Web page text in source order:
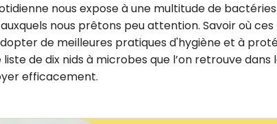
nous expose à une multitude de
nous prêtons peu attention. Savoir où
de meilleures pratiques d'hygiène et à
liste de dix nids à microbes que l’on retrouve
efficacement.